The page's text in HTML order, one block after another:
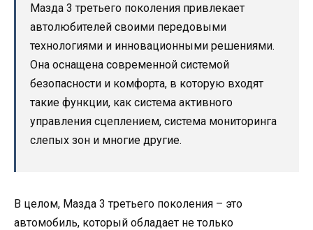
Мазда 3 третьего поколения привлекает
автолюбителей своими передовыми
технологиями и инновационными решениями.
Она оснащена современной системой
безопасности и комфорта, в которую входят
такие функции, как система активного
управления сцеплением, система мониторинга
слепых зон и многие другие.
В целом, Мазда 3 третьего поколения – это
автомобиль, который обладает не только